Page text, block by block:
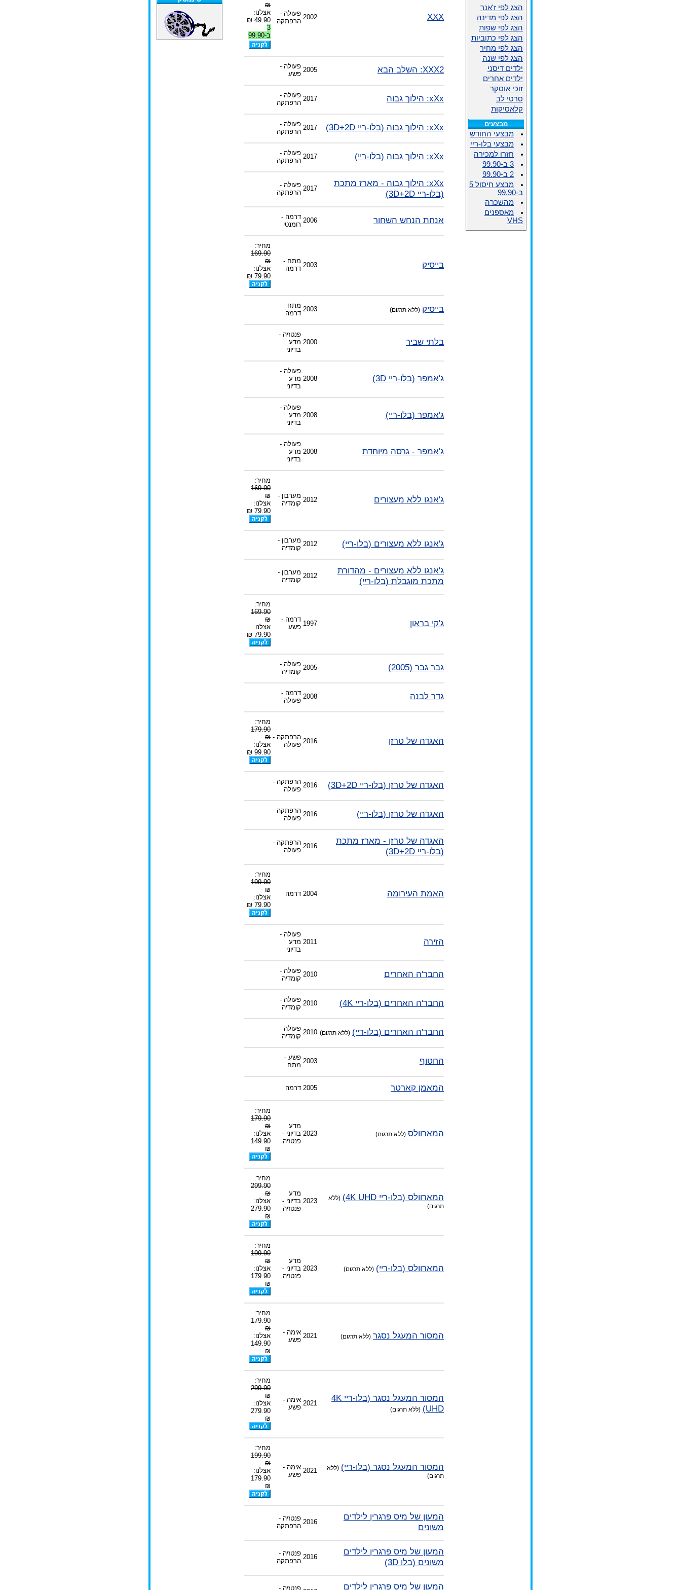
XXX
2002 פעולה -
הרפתקה
₪
אצלנו:
49.90 ₪
3
ב-99.90
XXX2: השלב הבא 2005 פעולה -
פשע
xXx: הילוך גבוה 2017 פעולה -
הרפתקה
xXx: הילוך גבוה (בלו-ריי 3D+2D) 2017 פעולה -
הרפתקה
xXx: הילוך גבוה (בלו-ריי) 2017 פעולה -
הרפתקה
xXx: הילוך גבוה - מארז מתכת
(בלו-ריי 3D+2D)
2017 פעולה -
הרפתקה
אנחת הנחש השחור 2006 דרמה -
רומנטי
בייסיק 2003
מתח -
דרמה
מחיר:
169.90
₪
אצלנו:
79.90 ₪
בייסיק (ללא תרגום) 2003 מתח -
דרמה
בלתי שביר 2000
פנטזיה -
מדע
בדיוני
ג'אמפר (בלו-ריי 3D) 2008
פעולה -
מדע
בדיוני
ג'אמפר (בלו-ריי) 2008
פעולה -
מדע
בדיוני
ג'אמפר - גרסה מיוחדת 2008
פעולה -
מדע
בדיוני
ג'אנגו ללא מעצורים 2012
מערבון -
קומדיה
מחיר:
169.90
₪
אצלנו:
79.90 ₪
ג'אנגו ללא מעצורים (בלו-ריי) 2012 מערבון -
קומדיה
ג'אנגו ללא מעצורים - מהדורת
מתכת מוגבלת (בלו-ריי)
2012 מערבון -
קומדיה
ג'קי בראון 1997
דרמה -
פשע
מחיר:
169.90
₪
אצלנו:
79.90 ₪
גבר גבר (2005) 2005 פעולה -
קומדיה
גדר לבנה 2008 דרמה -
פעולה
האגדה של טרזן 2016
הרפתקה -
פעולה
מחיר:
179.90
₪
אצלנו:
99.90 ₪
האגדה של טרזן (בלו-ריי 3D+2D) 2016 הרפתקה -
פעולה
האגדה של טרזן (בלו-ריי) 2016 הרפתקה -
פעולה
האגדה של טרזן - מארז מתכת
(בלו-ריי 3D+2D)
2016 הרפתקה -
פעולה
האמת העירומה 2004 דרמה
מחיר:
199.90
₪
אצלנו:
79.90 ₪
הזירה 2011
פעולה -
מדע
בדיוני
החבר'ה האחרים 2010 פעולה -
קומדיה
החבר'ה האחרים (בלו-ריי 4K) 2010 פעולה -
קומדיה
החבר'ה האחרים (בלו-ריי) (ללא תרגום) 2010 פעולה -
קומדיה
החטוף 2003 פשע -
מתח
המאמן קארטר 2005 דרמה
המארוולס (ללא תרגום) 2023
מדע
בדיוני -
פנטזיה
מחיר:
179.90
₪
אצלנו:
149.90
₪
המארוולס (בלו-ריי 4K UHD)
(ללא
תרגום)
2023
מדע
בדיוני -
פנטזיה
מחיר:
299.90
₪
אצלנו:
279.90
₪
המארוולס (בלו-ריי) (ללא תרגום) 2023
מדע
בדיוני -
פנטזיה
מחיר:
199.90
₪
אצלנו:
179.90
₪
המסור המעגל נסגר (ללא תרגום) 2021 אימה -
פשע
מחיר:
179.90
₪
אצלנו:
149.90
₪
המסור המעגל נסגר (בלו-ריי 4K
UHD)
(ללא תרגום)
2021 אימה -
פשע
מחיר:
299.90
₪
אצלנו:
279.90
₪
המסור המעגל נסגר (בלו-ריי) (ללא
תרגום)
2021 אימה -
פשע
מחיר:
199.90
₪
אצלנו:
179.90
₪
המעון של מיס פרגרין לילדים
משונים
2016 פנטזיה -
הרפתקה
המעון של מיס פרגרין לילדים
משונים (בלו 3D)
2016 פנטזיה -
הרפתקה
המעון של מיס פרגרין לילדים פנטזיה -
הצג לפי ז'אנר
הצג לפי מדינה
הצג לפי שפות
הצג לפי כתוביות
הצג לפי מחיר
הצג לפי שנה
ילדים דיסני
ילדים אחרים
זוכי אוסקר
סרטי לב
קלאסיקות
מבצעים
מבצעי החודש
מבצעי בלו-ריי
חזרו למכירה
3 ב-99.90
2 ב-99.90
מבצע חיסול 5
ב-99.90
מהשכרה
מאספנים
VHS